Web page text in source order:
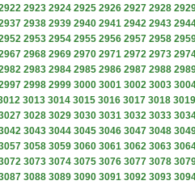
2923 2924 2925 2926 2927 2928
2938 2939 2940 2941 2942 2943
2953 2954 2955 2956 2957 2958
2968 2969 2970 2971 2972 2973
2983 2984 2985 2986 2987 2988
2998 2999 3000 3001 3002 3003
3013 3014 3015 3016 3017 3018 3019
3028 3029 3030 3031 3032 3033
3043 3044 3045 3046 3047 3048
3058 3059 3060 3061 3062 3063
3073 3074 3075 3076 3077 3078
3088 3089 3090 3091 3092 3093